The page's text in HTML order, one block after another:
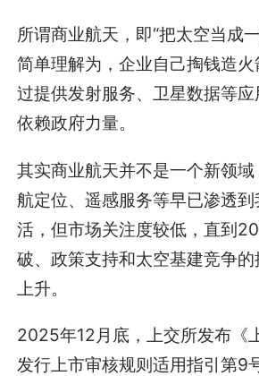
所谓商业航天，即“把太空当成
简单理解为，企业自己掏钱造
过提供发射服务、卫星数据等
依赖政府力量。
其实商业航天并不是一个新领
航定位、遥感服务等早已渗透
活，但市场关注度较低，直到
破、政策支持和太空基建竞争
上升。
2025年12月底，上交所发布《
发行上市审核规则适用指引第